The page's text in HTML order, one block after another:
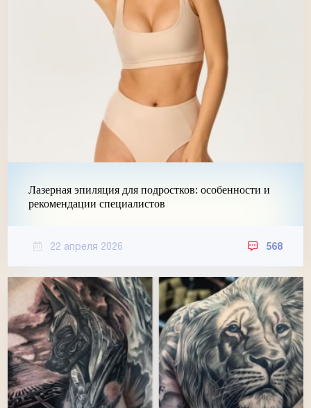
Лазерная эпиляция для подростков: особенности и
рекомендации специалистов
22 апреля 2026 568